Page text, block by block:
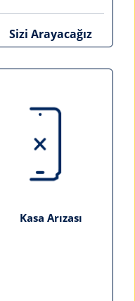
Sizi Arayacağız
Kasa Arızası